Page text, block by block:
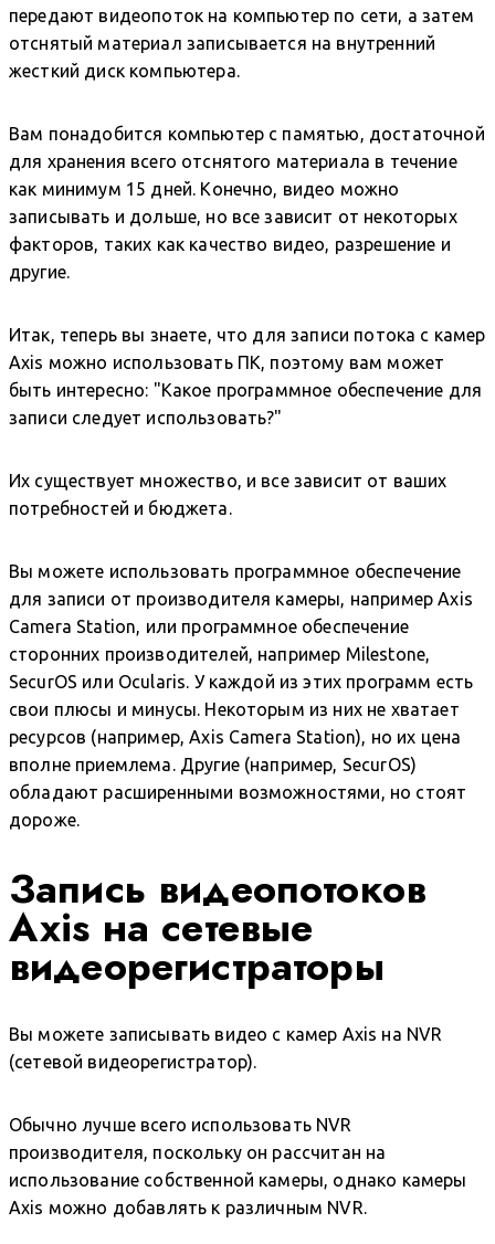
передают видеопоток на компьютер по сети, а затем
отснятый материал записывается на внутренний
жесткий диск компьютера.
Вам понадобится компьютер с памятью, достаточной
для хранения всего отснятого материала в течение
как минимум 15 дней. Конечно, видео можно
записывать и дольше, но все зависит от некоторых
факторов, таких как качество видео, разрешение и
другие.
Итак, теперь вы знаете, что для записи потока с камер
Axis можно использовать ПК, поэтому вам может
быть интересно: "Какое программное обеспечение для
записи следует использовать?"
Их существует множество, и все зависит от ваших
потребностей и бюджета.
Вы можете использовать программное обеспечение
для записи от производителя камеры, например Axis
Camera Station, или программное обеспечение
сторонних производителей, например Milestone,
SecurOS или Ocularis. У каждой из этих программ есть
свои плюсы и минусы. Некоторым из них не хватает
ресурсов (например, Axis Camera Station), но их цена
вполне приемлема. Другие (например, SecurOS)
обладают расширенными возможностями, но стоят
дороже.
Запись видеопотоков
Axis на сетевые
видеорегистраторы
Вы можете записывать видео с камер Axis на NVR
(сетевой видеорегистратор).
Обычно лучше всего использовать NVR
производителя, поскольку он рассчитан на
использование собственной камеры, однако камеры
Axis можно добавлять к различным NVR.